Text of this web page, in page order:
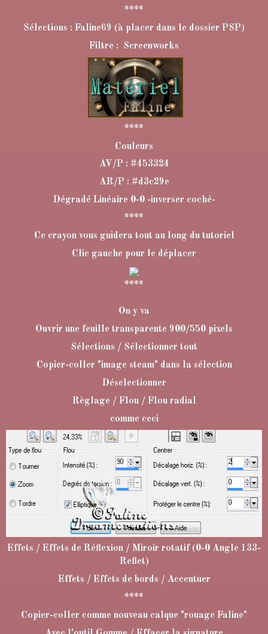
****
Sélections : Faline69 (à placer dans le dossier PSP)
Filtre : Screenworks
****
Couleurs
AV/P : #453324
AR/P : #d3c29e
Dégradé Linéaire 0-0 -inverser coché-
****
Ce crayon vous guidera tout au long du tutoriel
Clic gauche pour le déplacer
****
On y va
Ouvrir une feuille transparente 900/550 pixels
Sélections / Sélectionner tout
Copier-coller "image steam" dans la sélection
Déselectionner
Règlage / Flou / Flou radial
comme ceci
Effets / Effets de Réflexion / Miroir rotatif (0-0 Angle 133-
Reflet)
Effets / Effets de bords / Accentuer
****
Copier-coller comme nouveau calque "rouage Faline"